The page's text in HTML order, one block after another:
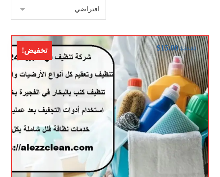
تخفيض! $30.00
$15.00